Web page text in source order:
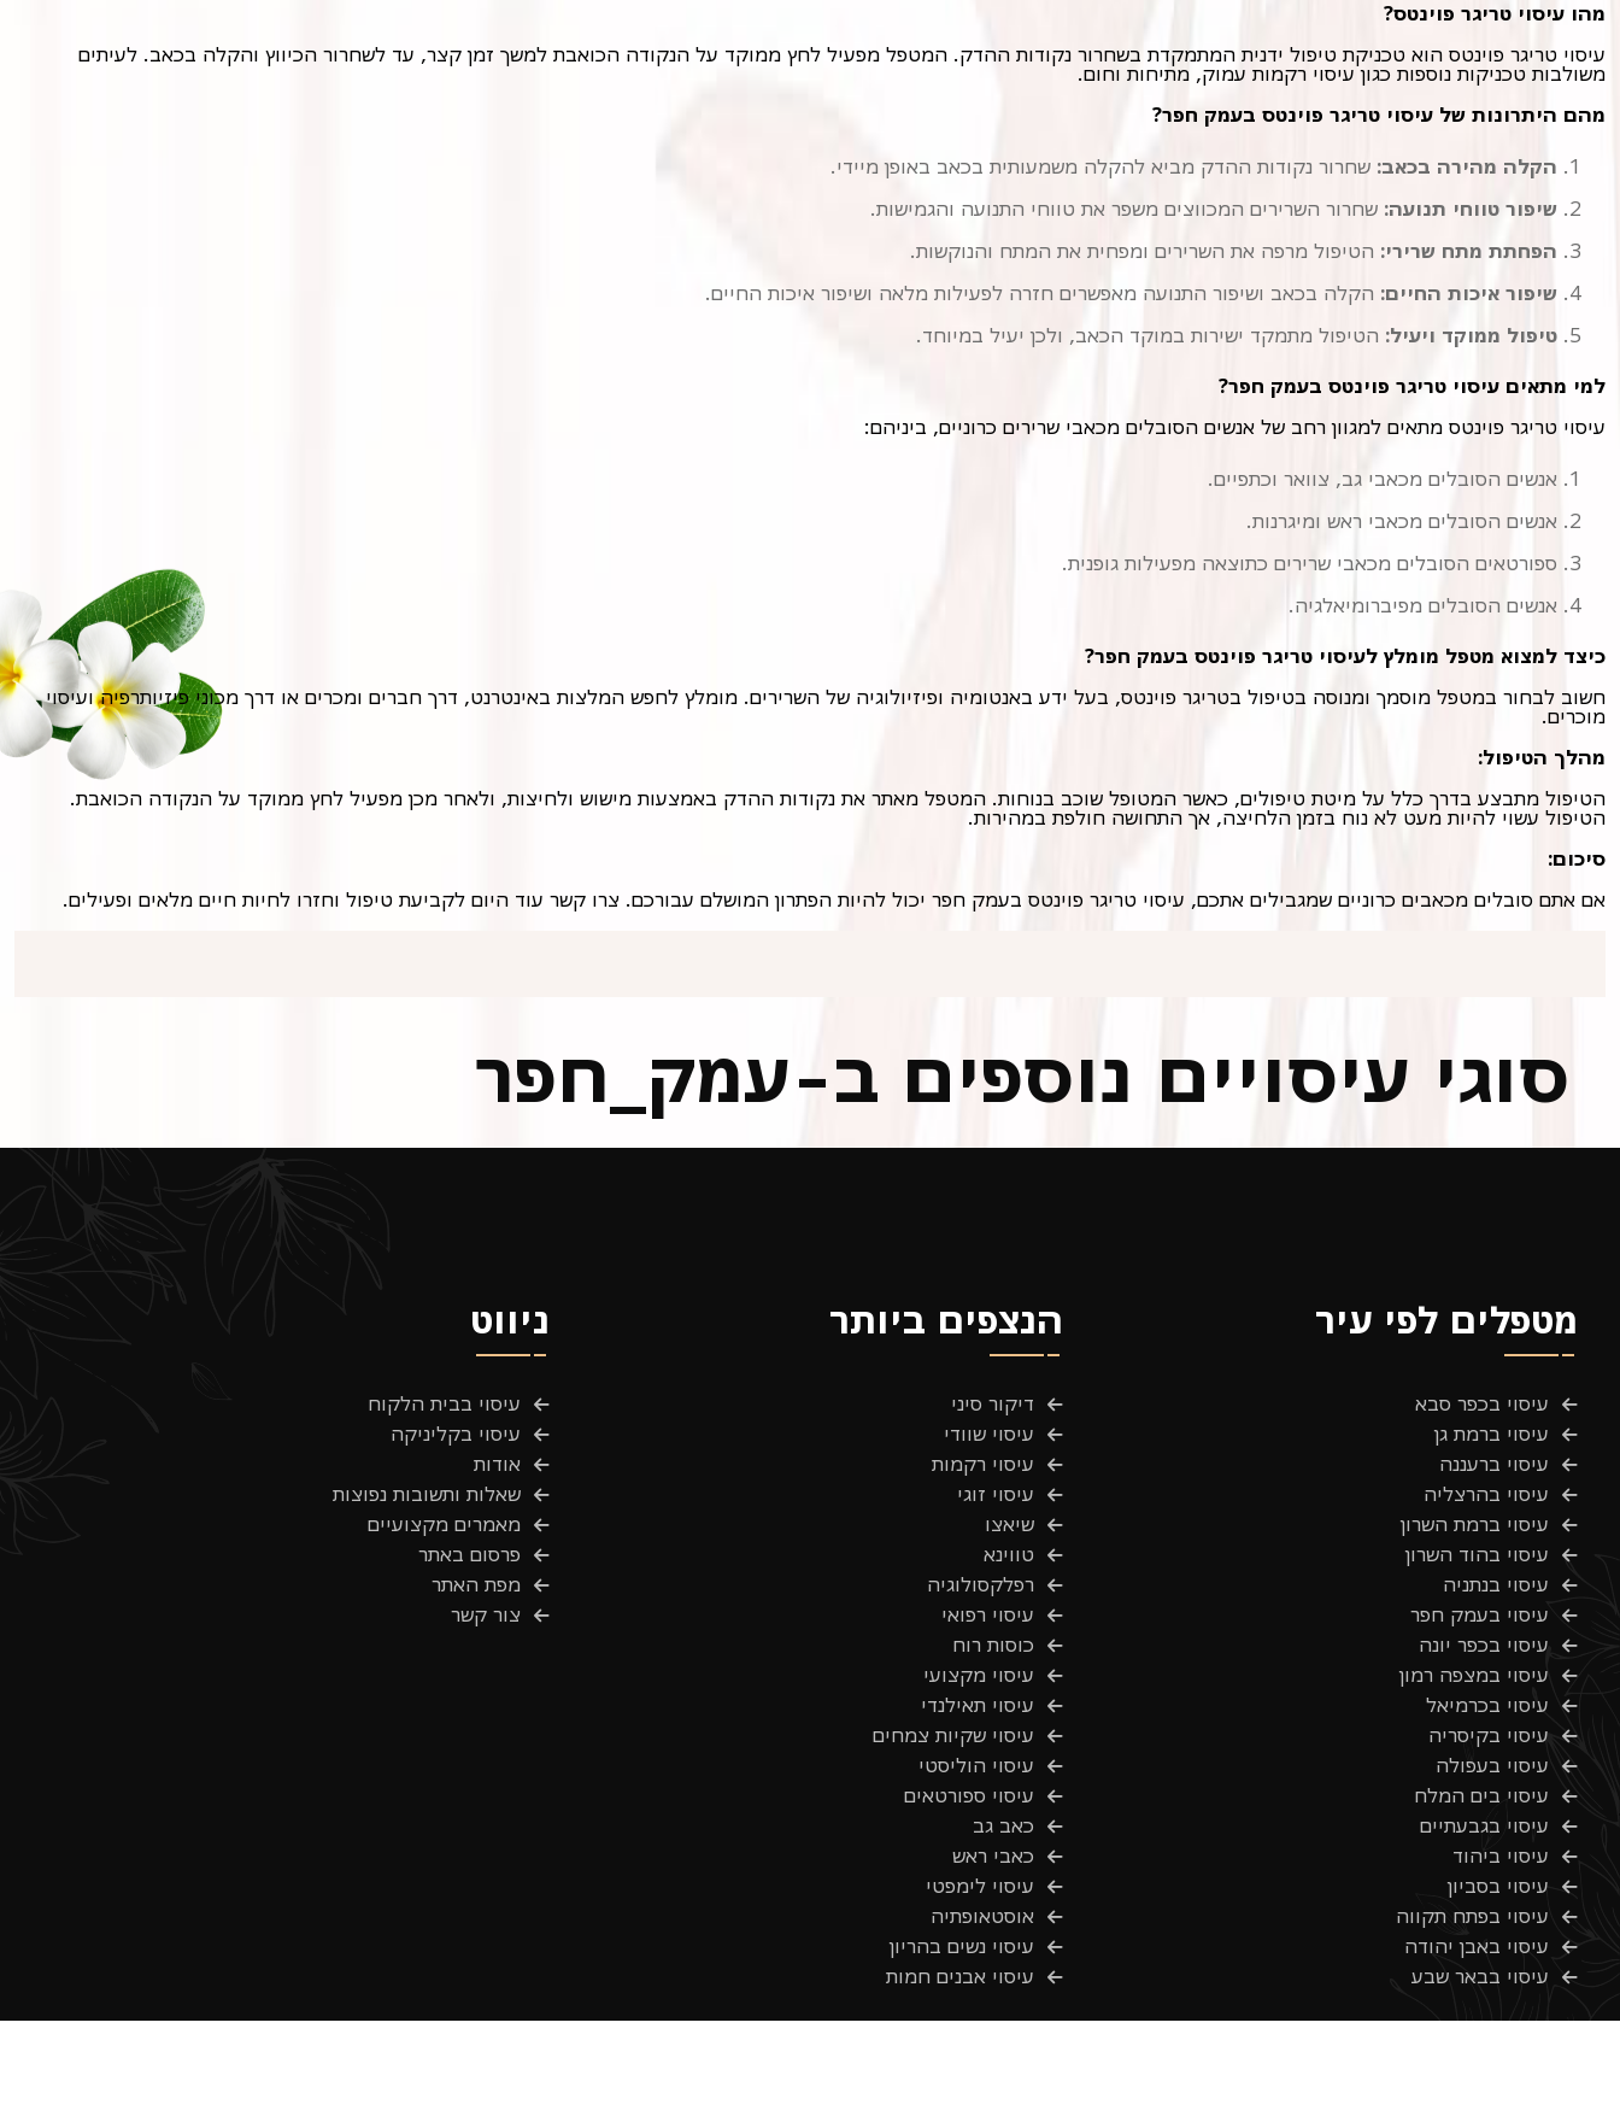
מהו עיסוי טריגר פוינטס?
משולבות טכניקות נוספות כגון עיסוי רקמות עמוק, מתיחות וחום.
מהם היתרונות של עיסוי טריגר פוינטס בעמק חפר?
הקלה מהירה בכאב: שחרור נקודות ההדק מביא להקלה משמעותית בכאב באופן מיידי.
שיפור טווחי תנועה: שחרור השרירים המכווצים משפר את טווחי התנועה והגמישות.
הפחתת מתח שרירי: הטיפול מרפה את השרירים ומפחית את המתח והנוקשות.
שיפור איכות החיים: הקלה בכאב ושיפור התנועה מאפשרים חזרה לפעילות מלאה ושיפור איכות החיים.
טיפול ממוקד ויעיל: הטיפול מתמקד ישירות במוקד הכאב, ולכן יעיל במיוחד.
למי מתאים עיסוי טריגר פוינטס בעמק חפר?
עיסוי טריגר פוינטס מתאים למגוון רחב של אנשים הסובלים מכאבי שרירים כרוניים, ביניהם:
אנשים הסובלים מכאבי גב, צוואר וכתפיים.
אנשים הסובלים מכאבי ראש ומיגרנות.
ספורטאים הסובלים מכאבי שרירים כתוצאה מפעילות גופנית.
אנשים הסובלים מפיברומיאלגיה.
כיצד למצוא מטפל מומלץ לעיסוי טריגר פוינטס בעמק חפר?
חשוב לבחור במטפל מוסמך ומנוסה בטיפול בטריגר פוינטס, בעל ידע באנטומיה ופיזיולוגיה של השרירים. מומלץ לחפש המלצות באינטרנט, דרך חברים ומכרים או דרך מכוני פיזיותרפיה ועיסוי
מוכרים.
מהלך הטיפול:
הטיפול עשוי להיות מעט לא נוח בזמן הלחיצה, אך התחושה חולפת במהירות.
סיכום:
אם אתם סובלים מכאבים כרוניים שמגבילים אתכם, עיסוי טריגר פוינטס בעמק חפר יכול להיות הפתרון המושלם עבורכם. צרו קשר עוד היום לקביעת טיפול וחזרו לחיות חיים מלאים ופעילים.
סוגי עיסויים נוספים ב-עמק_חפר
ניווט
עיסוי בבית הלקוח
עיסוי בקליניקה
אודות
שאלות ותשובות נפוצות
מאמרים מקצועיים
פרסום באתר
מפת האתר
צור קשר
הנצפים ביותר
דיקור סיני
עיסוי שוודי
עיסוי רקמות
עיסוי זוגי
שיאצו
טווינא
רפלקסולוגיה
עיסוי רפואי
כוסות רוח
עיסוי מקצועי
עיסוי תאילנדי
עיסוי שקיות צמחים
עיסוי הוליסטי
עיסוי ספורטאים
כאב גב
כאבי ראש
עיסוי לימפטי
אוסטאופתיה
עיסוי נשים בהריון
עיסוי אבנים חמות
מטפלים לפי עיר
עיסוי בכפר סבא
עיסוי ברמת גן
עיסוי ברעננה
עיסוי בהרצליה
עיסוי ברמת השרון
עיסוי בהוד השרון
עיסוי בנתניה
עיסוי בעמק חפר
עיסוי בכפר יונה
עיסוי במצפה רמון
עיסוי בכרמיאל
עיסוי בקיסריה
עיסוי בעפולה
עיסוי בים המלח
עיסוי בגבעתיים
עיסוי ביהוד
עיסוי בסביון
עיסוי בפתח תקווה
עיסוי באבן יהודה
עיסוי בבאר שבע